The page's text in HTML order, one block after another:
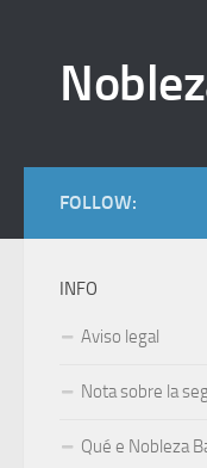
FOLLOW:
INFO
Aviso legal
Nota sobre la
Qué e Nobleza